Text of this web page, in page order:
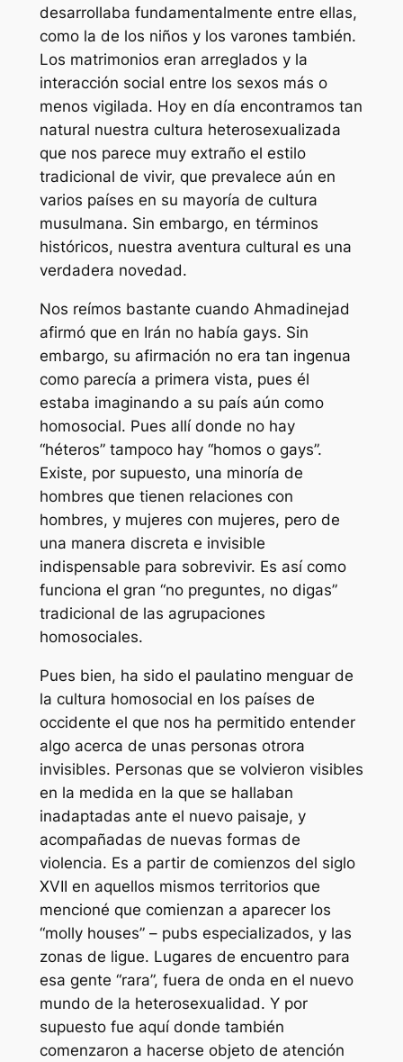
desarrollaba fundamentalmente entre ellas,
como la de los niños y los varones también.
Los matrimonios eran arreglados y la
interacción social entre los sexos más o
menos vigilada. Hoy en día encontramos tan
natural nuestra cultura heterosexualizada
que nos parece muy extraño el estilo
tradicional de vivir, que prevalece aún en
varios países en su mayoría de cultura
musulmana. Sin embargo, en términos
históricos, nuestra aventura cultural es una
verdadera novedad.
Nos reímos bastante cuando Ahmadinejad
afirmó que en Irán no había gays. Sin
embargo, su afirmación no era tan ingenua
como parecía a primera vista, pues él
estaba imaginando a su país aún como
homosocial. Pues allí donde no hay
“héteros” tampoco hay “homos o gays”.
Existe, por supuesto, una minoría de
hombres que tienen relaciones con
hombres, y mujeres con mujeres, pero de
una manera discreta e invisible
indispensable para sobrevivir. Es así como
funciona el gran “no preguntes, no digas”
tradicional de las agrupaciones
homosociales.
Pues bien, ha sido el paulatino menguar de
la cultura homosocial en los países de
occidente el que nos ha permitido entender
algo acerca de unas personas otrora
invisibles. Personas que se volvieron visibles
en la medida en la que se hallaban
inadaptadas ante el nuevo paisaje, y
acompañadas de nuevas formas de
violencia. Es a partir de comienzos del siglo
XVII en aquellos mismos territorios que
mencioné que comienzan a aparecer los
“molly houses” – pubs especializados, y las
zonas de ligue. Lugares de encuentro para
esa gente “rara”, fuera de onda en el nuevo
mundo de la heterosexualidad. Y por
supuesto fue aquí donde también
comenzaron a hacerse objeto de atención